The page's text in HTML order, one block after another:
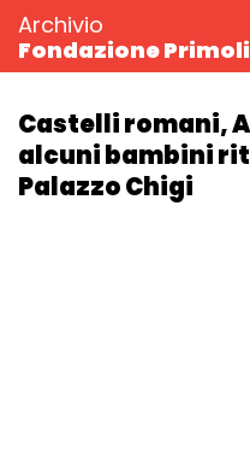
Archivio
Fondazione Primoli
Castelli romani,
alcuni bambini
Palazzo Chigi